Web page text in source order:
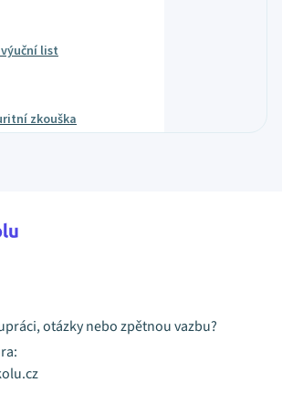
list
zkouška
otázky nebo zpětnou vazbu?